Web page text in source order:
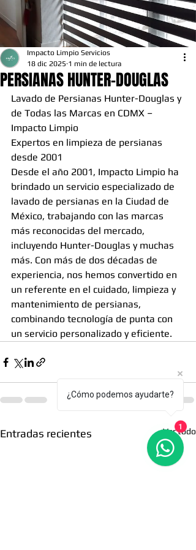
PERSIANAS HUNTER-DOUGLAS
Impacto Limpio Servicios
18 dic 2025 1 min de lectura
Lavado de Persianas Hunter-Douglas y
de Todas las Marcas en CDMX –
Impacto Limpio
Expertos en limpieza de persianas
desde 2001
Desde el año 2001, Impacto Limpio ha
brindado un servicio especializado de
lavado de persianas en la Ciudad de
México, trabajando con las marcas
más reconocidas del mercado,
incluyendo Hunter-Douglas y muchas
más. Con más de dos décadas de
experiencia, nos hemos convertido en
un referente en el cuidado, limpieza y
mantenimiento de persianas,
combinando tecnología de punta con
un servicio personalizado y eficiente.
Entradas recientes Ver todo
¿Cómo podemos ayudarte?
1